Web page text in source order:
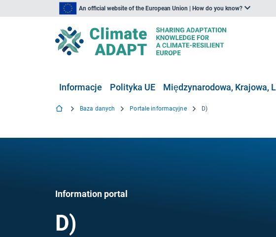
An official website of the European Union | How do you know?
Informacje Polityka UE Międzynarodowa, Krajowa,
Baza danych Portale informacyjne D)
Information portal
D)